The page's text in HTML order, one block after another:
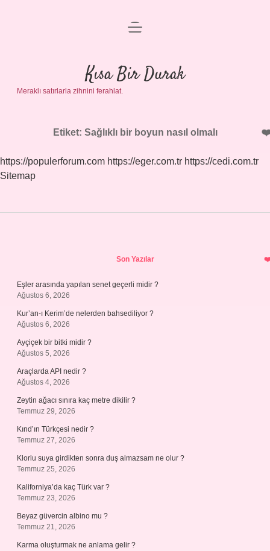
Anasayfa
Gizlilik Politikası
Yasal Uyarı
menüyü
Kısa Bir Durak
Meraklı satırlarla zihnini ferahlat.
Etiket: Sağlıklı bir boyun nasıl olmalı
https://populerforum.com https://eger.com.tr https://cedi.com.tr
Sitemap
Son Yazılar
Eşler arasında yapılan senet geçerli midir ?
Ağustos 6, 2026
Kur’an-ı Kerim’de nelerden bahsediliyor ?
Ağustos 6, 2026
Ayçiçek bir bitki midir ?
Ağustos 5, 2026
Araçlarda API nedir ?
Ağustos 4, 2026
Zeytin ağacı sınıra kaç metre dikilir ?
Temmuz 29, 2026
Kınd’ın Türkçesi nedir ?
Temmuz 27, 2026
Klorlu suya girdikten sonra duş almazsam ne olur ?
Temmuz 25, 2026
Kaliforniya’da kaç Türk var ?
Temmuz 23, 2026
Beyaz güvercin albino mu ?
Temmuz 21, 2026
Karma oluşturmak ne anlama gelir ?